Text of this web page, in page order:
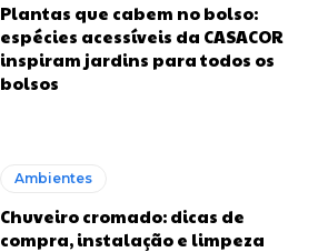
Plantas que cabem no bolso:
espécies acessíveis da CASACOR
inspiram jardins para todos os
bolsos
Ambientes
Chuveiro cromado: dicas de
compra, instalação e limpeza